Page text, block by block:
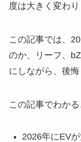
度は大きく変わり
この記事では、
のか、リーフ、
にしながら、後
この記事でわかる
2026年にEV